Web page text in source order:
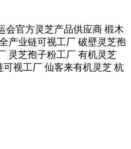
会官方灵芝产品供应商 椴木
产业链可视工厂 破壁灵芝孢
灵芝孢子粉工厂 有机灵芝
视工厂 仙客来有机灵芝 杭